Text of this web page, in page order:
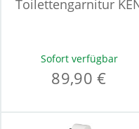
Toilettengarnitur
Sofort verfügbar
89,90 €